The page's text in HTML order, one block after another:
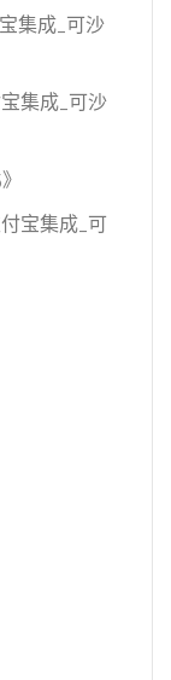
集成_可沙
集成_可沙
》
宝集成_可